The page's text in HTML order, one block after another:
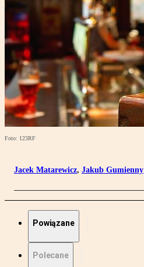
Foto: 123RF
Jacek Matarewicz, Jakub Gumienny
Powiązane
Polecane